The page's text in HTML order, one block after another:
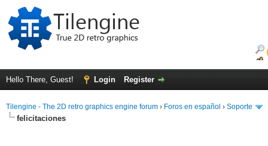
Hello There, Guest! Login Register
Tilengine - The 2D retro graphics engine forum › Foros en español › Soporte
felicitaciones